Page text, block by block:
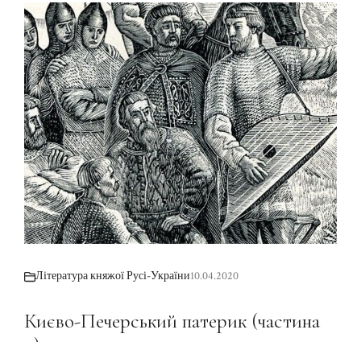
Література княжої Русі-України10.04.2020
Києво-Печерський патерик (частина